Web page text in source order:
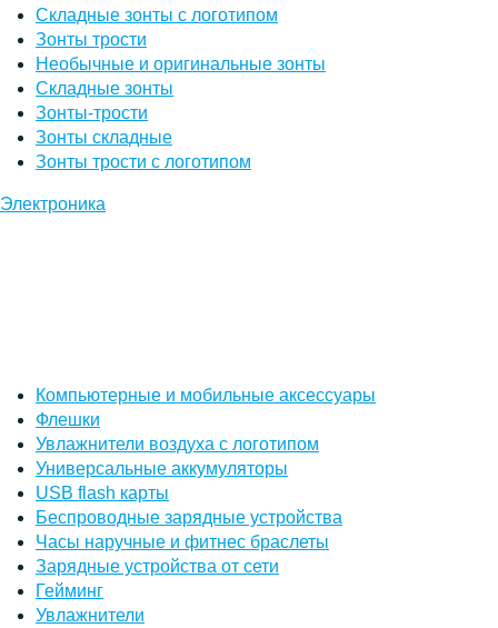
Складные зонты с логотипом
Зонты трости
Необычные и оригинальные зонты
Складные зонты
Зонты-трости
Зонты складные
Зонты трости с логотипом
Электроника
Компьютерные и мобильные аксессуары
Флешки
Увлажнители воздуха с логотипом
Универсальные аккумуляторы
USB flash карты
Беспроводные зарядные устройства
Часы наручные и фитнес браслеты
Зарядные устройства от сети
Гейминг
Увлажнители